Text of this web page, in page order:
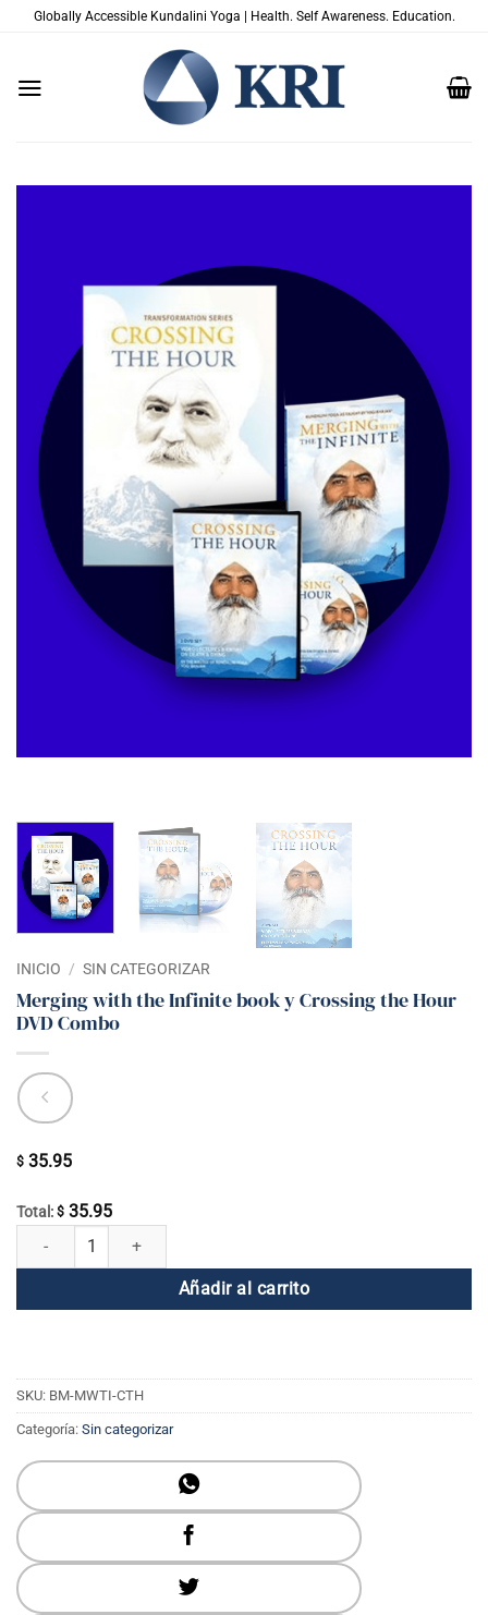
SaltarGlobally Accessible Kundalini Yoga | Health. Self Awareness. Education.
INICIO / SIN CATEGORIZAR
Merging with the Infinite book y Crossing the Hour
DVD Combo
$ 35.95
Total: $ 35.95
Merging with the Infinite book y Crossing the Hour DVD Combo
Añadir al carrito
SKU: BM-MWTI-CTH
Categoría: Sin categorizar